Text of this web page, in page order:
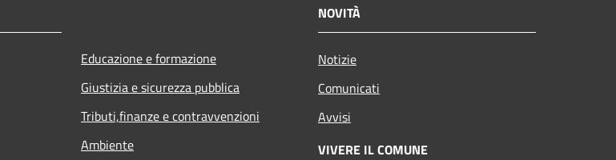
Educazione e formazione
Giustizia e sicurezza pubblica
Tributi,finanze e contravvenzioni
Ambiente
NOVITÀ
Notizie
Comunicati
Avvisi
VIVERE IL COMUNE